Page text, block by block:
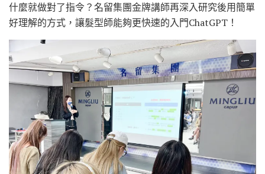
什麼就做對了指令？名留集團金牌講師再深入研究後用簡單
好理解的方式，讓髮型師能夠更快速的入門ChatGPT！